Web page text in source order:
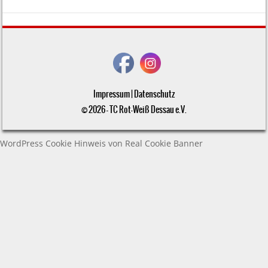
Impressum|Datenschutz
© 2026 - TC Rot-Weiß Dessau e.V.
WordPress Cookie Hinweis von Real Cookie Banner